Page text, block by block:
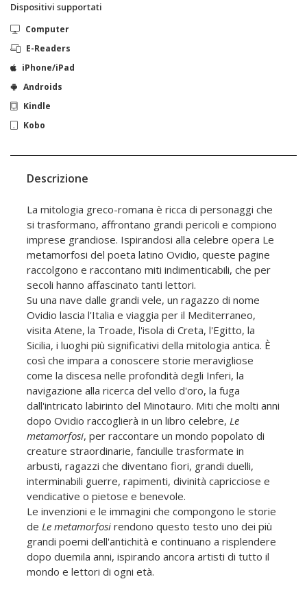
Dispositivi supportati
Computer
E-Readers
iPhone/iPad
Androids
Kindle
Kobo
Descrizione
La mitologia greco-romana è ricca di personaggi che
si trasformano, affrontano grandi pericoli e compiono
imprese grandiose. Ispirandosi alla celebre opera Le
metamorfosi del poeta latino Ovidio, queste pagine
raccolgono e raccontano miti indimenticabili, che per
secoli hanno affascinato tanti lettori.
Su una nave dalle grandi vele, un ragazzo di nome
Ovidio lascia l'Italia e viaggia per il Mediterraneo,
visita Atene, la Troade, l'isola di Creta, l'Egitto, la
Sicilia, i luoghi più significativi della mitologia antica. È
così che impara a conoscere storie meravigliose
come la discesa nelle profondità degli Inferi, la
navigazione alla ricerca del vello d'oro, la fuga
dall'intricato labirinto del Minotauro. Miti che molti anni
dopo Ovidio raccoglierà in un libro celebre, Le
metamorfosi, per raccontare un mondo popolato di
creature straordinarie, fanciulle trasformate in
arbusti, ragazzi che diventano fiori, grandi duelli,
interminabili guerre, rapimenti, divinità capricciose e
vendicative o pietose e benevole.
Le invenzioni e le immagini che compongono le storie
de Le metamorfosi rendono questo testo uno dei più
grandi poemi dell'antichità e continuano a risplendere
dopo duemila anni, ispirando ancora artisti di tutto il
mondo e lettori di ogni età.